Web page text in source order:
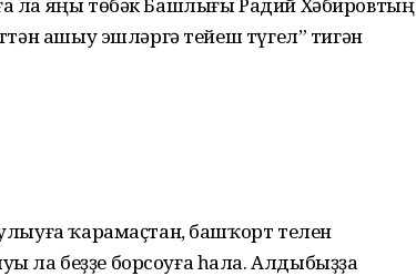
ашыу эшләргә тейеш түгел” тигән
ҡарамаҫтан, башҡорт телен
ла беҙҙе борсоуға һала. Алдыбыҙҙа